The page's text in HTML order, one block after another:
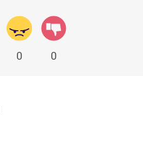
0 0